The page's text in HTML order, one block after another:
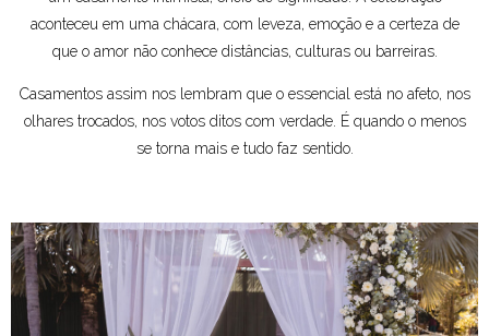
aconteceu em uma chácara, com leveza, emoção e a certeza de
que o amor não conhece distâncias, culturas ou barreiras.
Casamentos assim nos lembram que o essencial está no afeto, nos
olhares trocados, nos votos ditos com verdade. É quando o menos
se torna mais e tudo faz sentido.